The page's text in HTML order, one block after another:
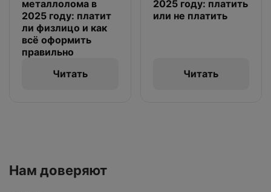
металлолома в
2025 году: платит
ли физлицо и как
всё оформить
правильно
Читать
2025 году: платить
или не платить
Читать
Нам доверяют